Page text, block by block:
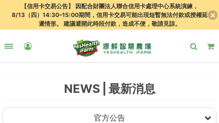
【信用卡交易公告】 因配合財團法人聯合信用卡處理中心系統演練，
8/13（四）14:30–15:00期間，信用卡交易可能出現短暫無法付款或授權延
遲情形。 建議避開此時段付款，造成不便，敬請見諒。
NEWS 最新消息
官方公告